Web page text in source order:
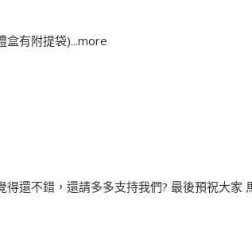
盒有附提袋)...more
還不錯，還請多多支持我們? 最後預祝大家